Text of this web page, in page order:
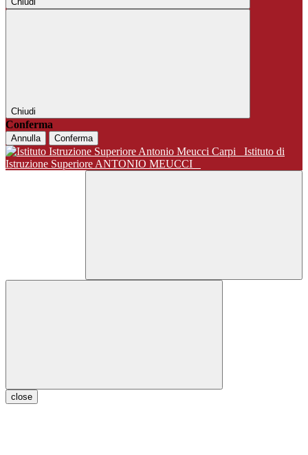
Chiudi
Conferma
Annulla Conferma
Istituto di
Istruzione Superiore ANTONIO MEUCCI
close